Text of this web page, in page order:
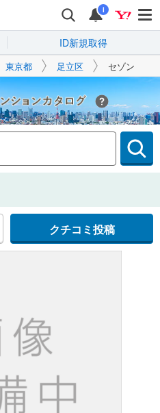
i
ID新規取得
東京都 足立区 セゾン
Yahoo!不動産
クチコミ投稿